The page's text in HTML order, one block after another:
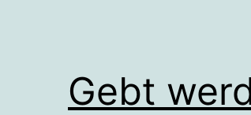
Gebt